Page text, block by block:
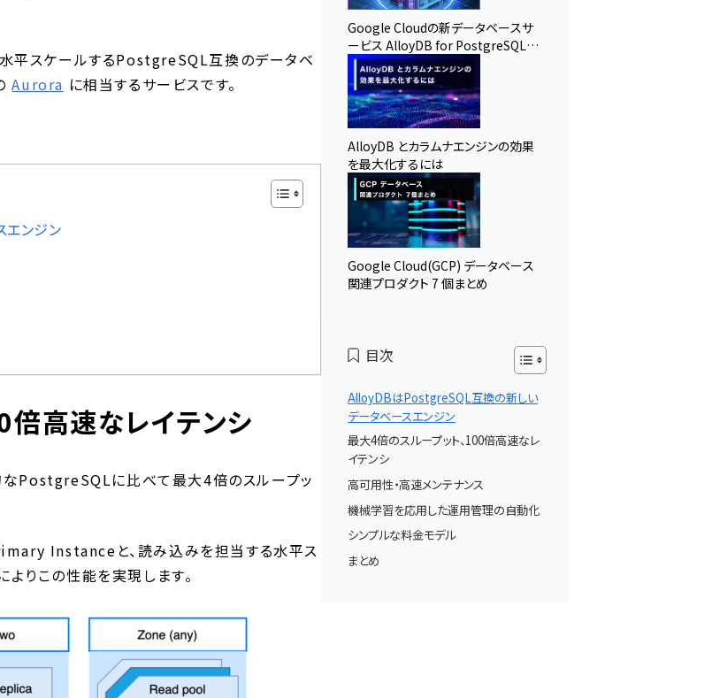
平スケールするPostgreSQL互換のデータベ
Aurora に相当するサービスです。
ンジン
倍高速なレイテンシ
なPostgreSQLに比べて最大4倍のスループッ
Instanceと、読み込みを担当する水平ス
りこの性能を実現します。
Google Cloudの新データベースサ
ービス AlloyDB for PostgreSQLを
使ってみた
AlloyDB とカラムナエンジンの効果
を最大化するには
Google Cloud(GCP) データベース
関連プロダクト 7 個まとめ
目次
AlloyDBはPostgreSQL互換の新しい
データベースエンジン
最大4倍のスループット、100倍高速なレ
イテンシ
高可用性・高速メンテナンス
機械学習を応用した運用管理の自動化
シンプルな料金モデル
まとめ